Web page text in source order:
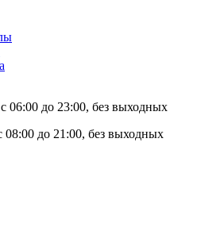
06:00 до 23:00, без выходных
08:00 до 21:00, без выходных